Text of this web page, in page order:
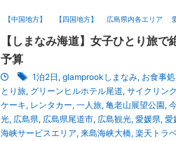
【中国地方】 【四国地方】 広島県内各エリア
【しまなみ海道】女子ひとり旅
予算
1泊2日 , glamprookしまなみ, お食事
とり旅, グリーンヒルホテル尾道, サイクリン
ケーキ, レンタカー, 一人旅, 亀老山展望公園,
光, 広島県, 広島県尾道市, 広島観光, 愛媛県, 愛
海峡サービスエリア, 来島海峡大橋, 楽天トラ